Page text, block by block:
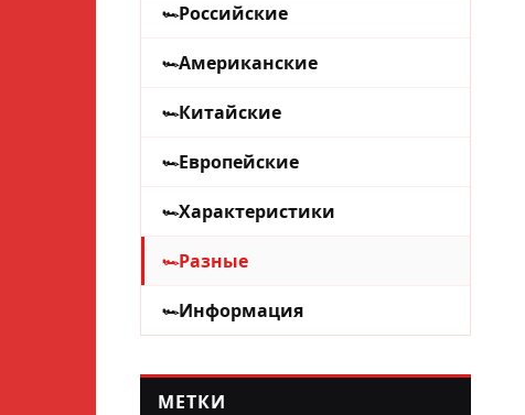
Российские
Американские
Китайские
Европейские
Характеристики
Разные
Информация
МЕТКИ